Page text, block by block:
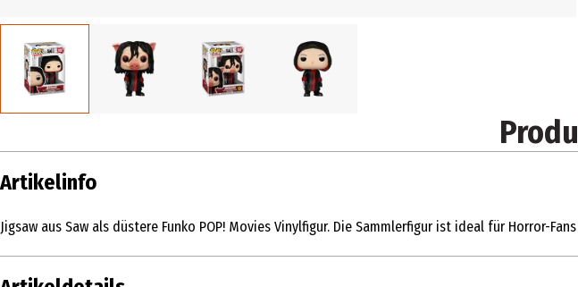
Artikelinfo
Jigsaw aus Saw als düstere Funko POP! Movies Vinylfigur. Die Sammlerfigur ist ideal für Horror-